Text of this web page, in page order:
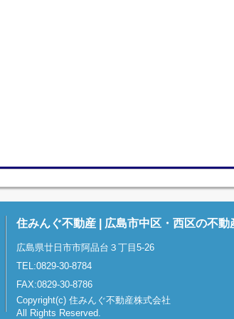
住みんぐ不動産 | 広島市中区・西区の不動
広島県廿日市市阿品台３丁目5-26
TEL:0829-30-8784
FAX:0829-30-8786
Copyright(c) 住みんぐ不動産株式会社
All Rights Reserved.